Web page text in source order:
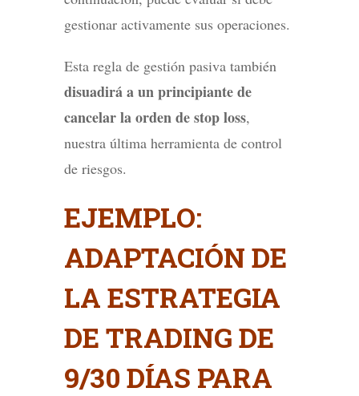
gestionar activamente sus operaciones.
Esta regla de gestión pasiva también
disuadirá a un principiante de
cancelar la orden de stop loss,
nuestra última herramienta de control
de riesgos.
EJEMPLO:
ADAPTACIÓN DE
LA ESTRATEGIA
DE TRADING DE
9/30 DÍAS PARA